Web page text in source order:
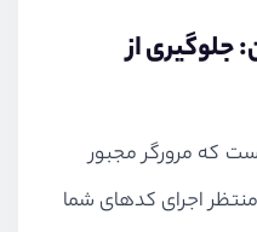
جلوگیری از
که مرورگر مجبور
اجرای کدهای شما